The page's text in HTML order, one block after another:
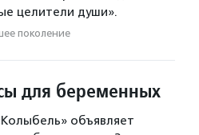
целители души».
поколение
для беременных
объявляет